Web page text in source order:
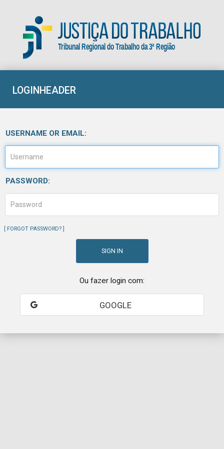
Tribunal Regional do Trabalho da 3ª Região
LOGINHEADER
USERNAME OR EMAIL:
PASSWORD:
FORGOT PASSWORD?
Ou fazer login com:
GOOGLE